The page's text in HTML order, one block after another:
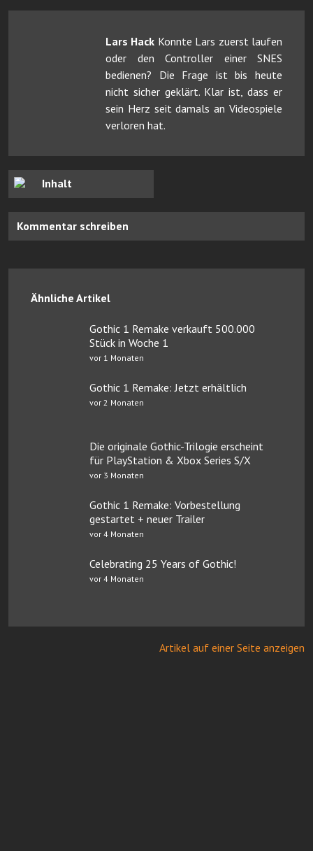
Lars Hack Konnte Lars zuerst laufen
oder den Controller einer SNES
bedienen? Die Frage ist bis heute
nicht sicher geklärt. Klar ist, dass er
sein Herz seit damals an Videospiele
verloren hat.
Inhalt
Kommentar schreiben
Ähnliche Artikel
Gothic 1 Remake verkauft 500.000
Stück in Woche 1
vor 1 Monaten
Gothic 1 Remake: Jetzt erhältlich
vor 2 Monaten
Die originale Gothic-Trilogie erscheint
für PlayStation & Xbox Series S/X
vor 3 Monaten
Gothic 1 Remake: Vorbestellung
gestartet + neuer Trailer
vor 4 Monaten
Celebrating 25 Years of Gothic!
vor 4 Monaten
Artikel auf einer Seite anzeigen